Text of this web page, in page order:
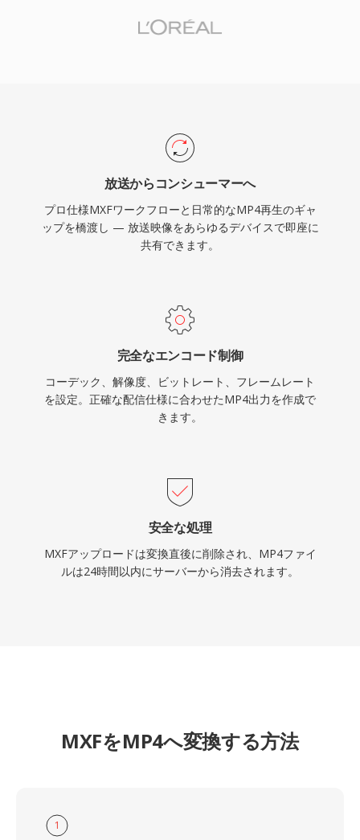
も機能しています。
造と幅広いコーデックサポートにより、MP4は
ビデオはすべての主要Webブラウザでサポート
されており、この組み合わせがWebビデオ配信
のユニバーサルベースラインとして確立されてい
ます。効率的なパッケージングオーバーヘッド
と、搭載する最新コーデックの圧縮能力を組み合
わせることで、帯域幅に制約のあるネットワーク
放送からコンシューマーへ
プロ仕様MXFワークフローと日常的なMP4再生のギャ
ップを橋渡し — 放送映像をあらゆるデバイスで即座に
共有できます。
完全なエンコード制御
コーデック、解像度、ビットレート、フレームレート
を設定。正確な配信仕様に合わせたMP4出力を作成で
きます。
安全な処理
MXFアップロードは変換直後に削除され、MP4ファイ
ルは24時間以内にサーバーから消去されます。
MXFをMP4へ変換する方法
1